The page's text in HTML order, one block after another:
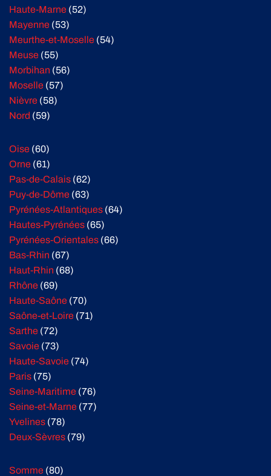
Haute-Marne (52)
Mayenne (53)
Meurthe-et-Moselle (54)
Meuse (55)
Morbihan (56)
Moselle (57)
Nièvre (58)
Nord (59)
Oise (60)
Orne (61)
Pas-de-Calais (62)
Puy-de-Dôme (63)
Pyrénées-Atlantiques (64)
Hautes-Pyrénées (65)
Pyrénées-Orientales (66)
Bas-Rhin (67)
Haut-Rhin (68)
Rhône (69)
Haute-Saône (70)
Saône-et-Loire (71)
Sarthe (72)
Savoie (73)
Haute-Savoie (74)
Paris (75)
Seine-Maritime (76)
Seine-et-Marne (77)
Yvelines (78)
Deux-Sèvres (79)
Somme (80)